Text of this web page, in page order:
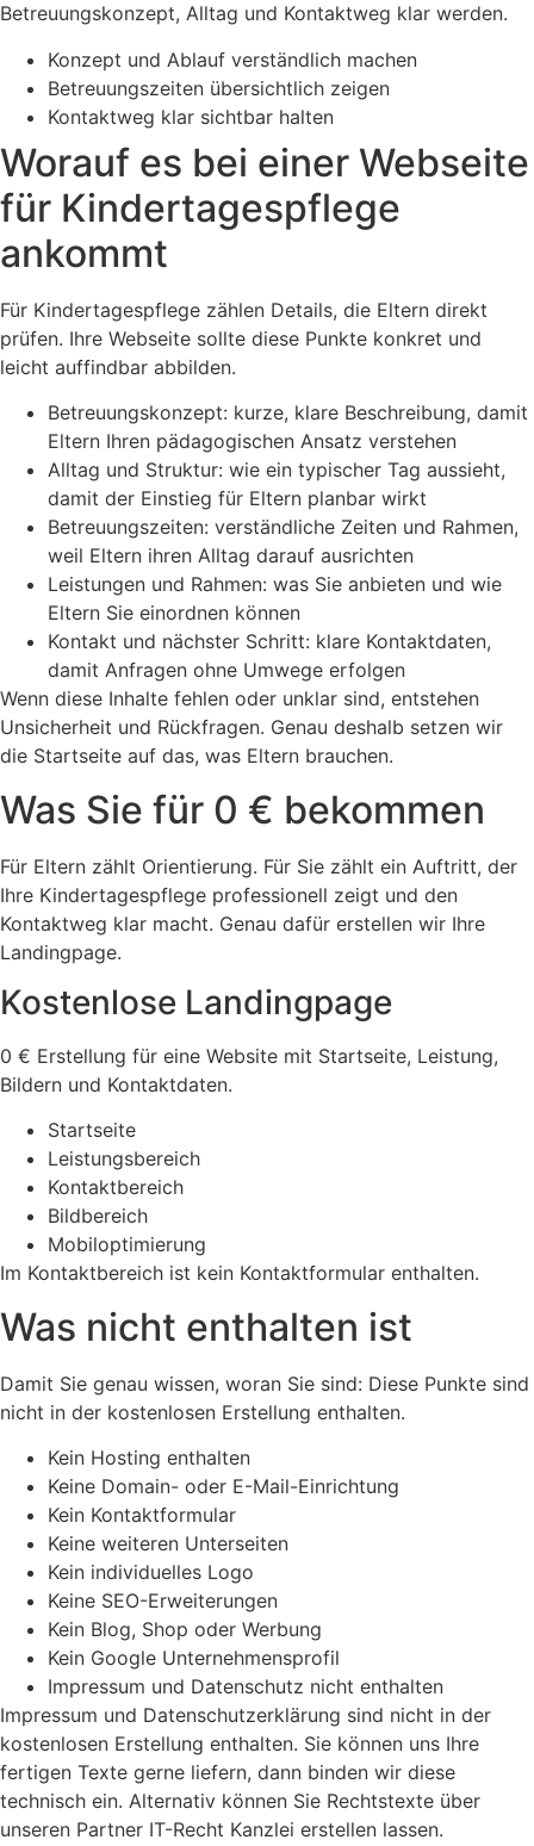
Betreuungskonzept, Alltag und Kontaktweg klar werden.
Konzept und Ablauf verständlich machen
Betreuungszeiten übersichtlich zeigen
Kontaktweg klar sichtbar halten
Worauf es bei einer Webseite
für Kindertagespflege
ankommt
Für Kindertagespflege zählen Details, die Eltern direkt
prüfen. Ihre Webseite sollte diese Punkte konkret und
leicht auffindbar abbilden.
Betreuungskonzept: kurze, klare Beschreibung, damit
Eltern Ihren pädagogischen Ansatz verstehen
Alltag und Struktur: wie ein typischer Tag aussieht,
damit der Einstieg für Eltern planbar wirkt
Betreuungszeiten: verständliche Zeiten und Rahmen,
weil Eltern ihren Alltag darauf ausrichten
Leistungen und Rahmen: was Sie anbieten und wie
Eltern Sie einordnen können
Kontakt und nächster Schritt: klare Kontaktdaten,
damit Anfragen ohne Umwege erfolgen
Wenn diese Inhalte fehlen oder unklar sind, entstehen
Unsicherheit und Rückfragen. Genau deshalb setzen wir
die Startseite auf das, was Eltern brauchen.
Was Sie für 0 € bekommen
Für Eltern zählt Orientierung. Für Sie zählt ein Auftritt, der
Ihre Kindertagespflege professionell zeigt und den
Kontaktweg klar macht. Genau dafür erstellen wir Ihre
Landingpage.
Kostenlose Landingpage
0 € Erstellung für eine Website mit Startseite, Leistung,
Bildern und Kontaktdaten.
Startseite
Leistungsbereich
Kontaktbereich
Bildbereich
Mobiloptimierung
Im Kontaktbereich ist kein Kontaktformular enthalten.
Was nicht enthalten ist
Damit Sie genau wissen, woran Sie sind: Diese Punkte sind
nicht in der kostenlosen Erstellung enthalten.
Kein Hosting enthalten
Keine Domain- oder E-Mail-Einrichtung
Kein Kontaktformular
Keine weiteren Unterseiten
Kein individuelles Logo
Keine SEO-Erweiterungen
Kein Blog, Shop oder Werbung
Kein Google Unternehmensprofil
Impressum und Datenschutz nicht enthalten
Impressum und Datenschutzerklärung sind nicht in der
kostenlosen Erstellung enthalten. Sie können uns Ihre
fertigen Texte gerne liefern, dann binden wir diese
technisch ein. Alternativ können Sie Rechtstexte über
unseren Partner IT-Recht Kanzlei erstellen lassen.